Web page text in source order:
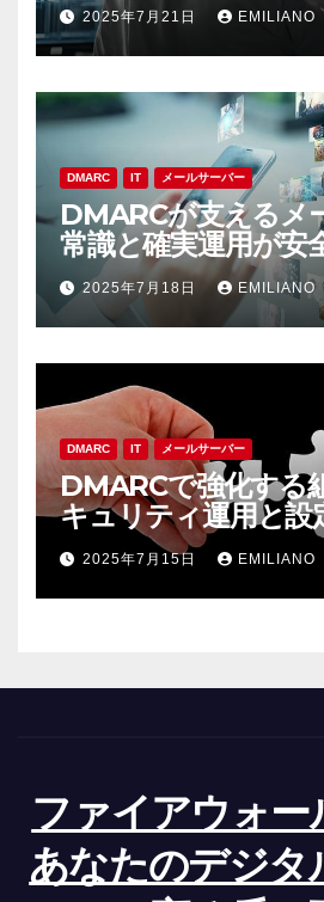
2025年7月21日 EMILIANO
DMARC IT メールサーバー
DMARCが支えるメ
常識と確実運用が安
2025年7月18日 EMILIANO
DMARC IT メールサーバー
DMARCで強化する
キュリティ運用と設
2025年7月15日 EMILIANO
ファイアウォー
あなたのデジタ